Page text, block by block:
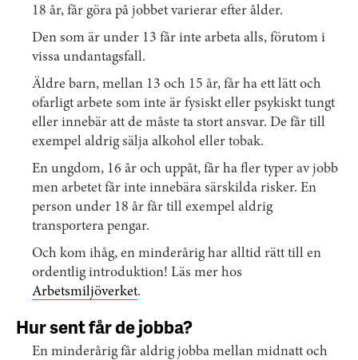
18 år, får göra på jobbet varierar efter ålder.
Den som är under 13 får inte arbeta alls, förutom i
vissa undantagsfall.
Äldre barn, mellan 13 och 15 år, får ha ett lätt och
ofarligt arbete som inte är fysiskt eller psykiskt tungt
eller innebär att de måste ta stort ansvar. De får till
exempel aldrig sälja alkohol eller tobak.
En ungdom, 16 år och uppåt, får ha fler typer av jobb
men arbetet får inte innebära särskilda risker. En
person under 18 år får till exempel aldrig
transportera pengar.
Och kom ihåg, en minderårig har alltid rätt till en
ordentlig introduktion! Läs mer hos
Arbetsmiljöverket.
Hur sent får de jobba?
En minderårig får aldrig jobba mellan midnatt och